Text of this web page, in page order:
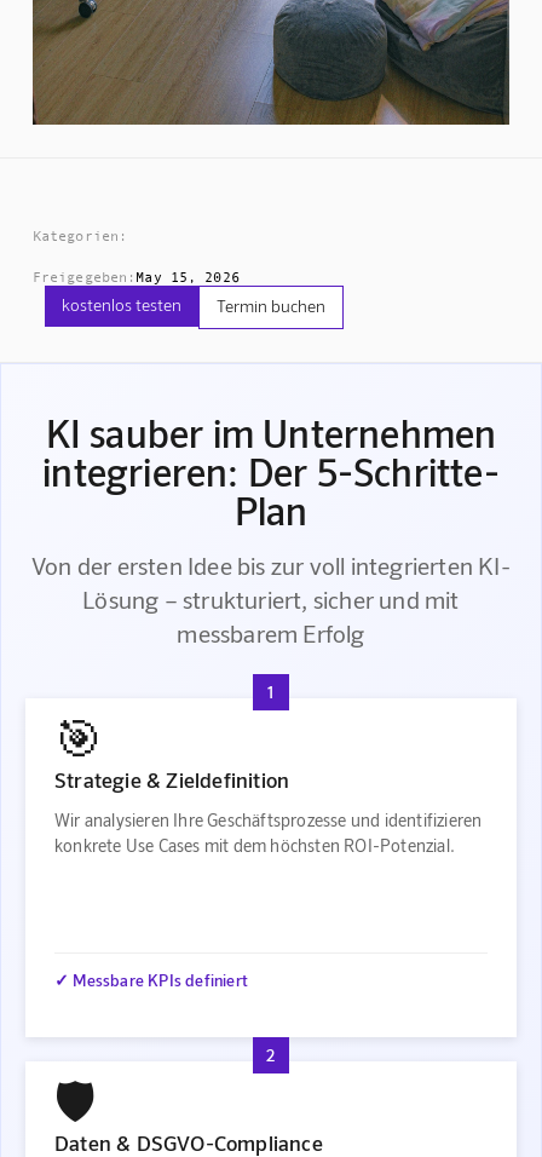
Kategorien:
Freigegeben: May 15, 2026
kostenlos testen Termin buchen
KI sauber im Unternehmen
integrieren: Der 5-Schritte-
Plan
Von der ersten Idee bis zur voll integrierten KI-
Lösung – strukturiert, sicher und mit
messbarem Erfolg
1
🎯
Strategie & Zieldefinition
Wir analysieren Ihre Geschäftsprozesse und identifizieren
konkrete Use Cases mit dem höchsten ROI-Potenzial.
✓ Messbare KPIs definiert
2
🛡️
Daten & DSGVO-Compliance